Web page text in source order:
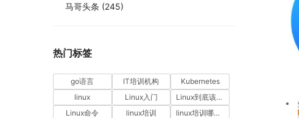
马哥头条 (245)
热门标签
go语言 IT培训机构
Kubernetes
linux
Linux入门
Linux到底该怎样学？
Linux命令
linux培训
linux培训哪家好